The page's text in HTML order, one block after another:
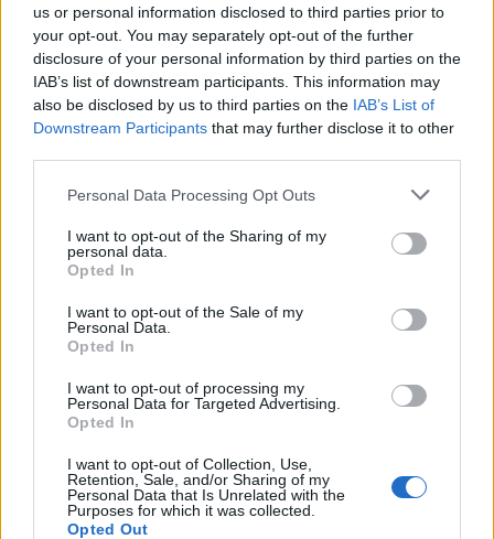
us or personal information disclosed to third parties prior to
your opt-out. You may separately opt-out of the further
disclosure of your personal information by third parties on the
IAB’s list of downstream participants. This information may
also be disclosed by us to third parties on the IAB’s List of
Downstream Participants that may further disclose it to other
Personal Data Processing Opt Outs
I want to opt-out of the Sharing of my
personal data.
Opted In
I want to opt-out of the Sale of my
Personal Data.
Opted In
I want to opt-out of processing my
Personal Data for Targeted Advertising.
Opted In
I want to opt-out of Collection, Use,
Retention, Sale, and/or Sharing of my
Personal Data that Is Unrelated with the
Purposes for which it was collected.
Opted Out
– Τα έργα Antinero και η «μάχη» πριν από τις
βροχές
08/08/2026 - 14:08 ΕΛΛΑΔΑ
Ειδικό Χωροταξικό για τον Τουρισμό: Οι νέοι
πίεση
08/08/2026 - 13:21 ΤΟΥΡΙΣΜΟΣ
Υπουργείο Εργασίας: Ο “χάρτης” των πληρωμών
από τον e-ΕΦΚΑ και τη ΔΥΠΑ έως τις 14 Αυγούστου
Οι Hamilton Reserve Bank και SEE Capital
Hamilton Ltd. συνάπτουν συμφωνία υπηρεσιών
μάρκετινγκ
08/08/2026 - 13:44 ΕΠΙΧΕΙΡΗΣΕΙΣ
Χρηματιστήριο Αθηνών: Εβδομαδιαία άνοδος
1,76%, κέρδη 23,31% από τις αρχές του έτους
08/08/2026 - 12:36 ΟΙΚΟΝΟΜΙΑ